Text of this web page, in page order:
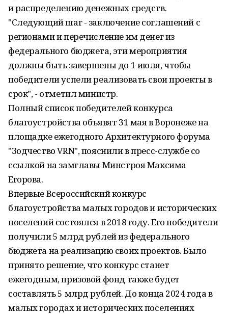
и распределению денежных средств.
"Следующий шаг - заключение соглашений с
регионами и перечисление им денег из
федерального бюджета, эти мероприятия
должны быть завершены до 1 июля, чтобы
победители успели реализовать свои проекты в
срок", - отметил министр.
Полный список победителей конкурса
благоустройства объявят 31 мая в Воронеже на
площадке ежегодного Архитектурного форума
"Зодчество VRN", пояснили в пресс-службе со
ссылкой на замглавы Минстроя Максима
Егорова.
Впервые Всероссийский конкурс
благоустройства малых городов и исторических
поселений состоялся в 2018 году. Его победители
получили 5 млрд рублей из федерального
бюджета на реализацию своих проектов. Было
принято решение, что конкурс станет
ежегодным, призовой фонд также будет
составлять 5 млрд рублей. До конца 2024 года в
малых городах и исторических поселениях